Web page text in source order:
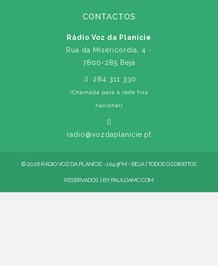
CONTACTOS
Rádio Voz da Planície
Rua da Misericórdia, 4 -
7800-285 Beja
284 311 330
(Chamada para a rede fixa
nacional)
radio@vozdaplanicie.pt
© 2026 RÁDIO VOZ DA PLANÍCIE - 104.5FM - BEJA | TODOS OS DIREITOS
RESERVADOS. | BY PAULOAMC.COM